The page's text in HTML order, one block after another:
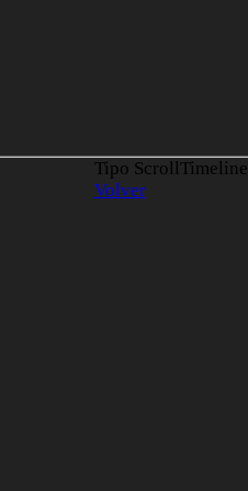
Tipo ScrollTimeline
Volver